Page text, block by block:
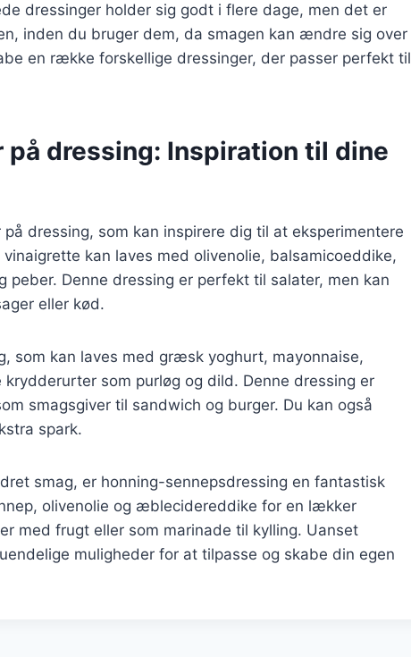
dressinger holder sig godt i flere dage, men det er
inden du bruger dem, da smagen kan ændre sig over
en række forskellige dressinger, der passer perfekt til
dressing: Inspiration til dine
dressing, som kan inspirere dig til at eksperimentere
kan laves med olivenolie, balsamicoeddike,
peber. Denne dressing er perfekt til salater, men kan
eller kød.
som kan laves med græsk yoghurt, mayonnaise,
som purløg og dild. Denne dressing er
smagsgiver til sandwich og burger. Du kan også
spark.
smag, er honning-sennepsdressing en fantastisk
olivenolie og æblecidereddike for en lækker
med frugt eller som marinade til kylling. Uanset
muligheder for at tilpasse og skabe din egen